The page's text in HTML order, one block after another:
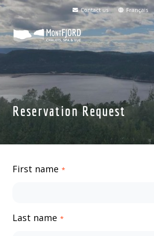
Contact us Français
Reservation Request
First name *
Last name *